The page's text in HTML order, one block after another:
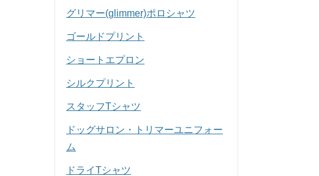
グリマー(glimmer)ポロシャツ
ゴールドプリント
ショートエプロン
シルクプリント
スタッフTシャツ
ドッグサロン・トリマーユニフォー
ム
ドライTシャツ